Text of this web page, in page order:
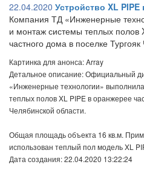
22.04.2020 Устройство XL
Компания ТД «Инженерные
и монтаж системы теплых полов
частного дома в поселке
Картинка для анонса: Array
Детальное описание: Официальный
«Инженерные технологии»
теплых полов XL PIPE в оранжерее
Челябинской области.
Общая площадь объекта 16 кв.м.
использован теплый пол модель XL
Дата создания: 22.04.2020 13:22:24